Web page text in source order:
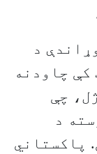
د
کې چاودنه
چې
د
پاکستاني